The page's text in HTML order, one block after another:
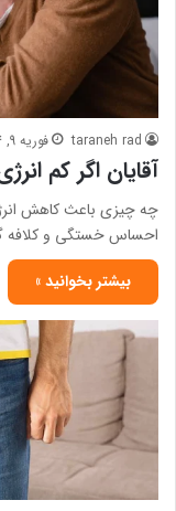
taraneh rad فوریه 9, 2024
آقایان اگر کم
چه چیزی باعث کاهش
احساس خستگی و
بیشتر بخوانید »